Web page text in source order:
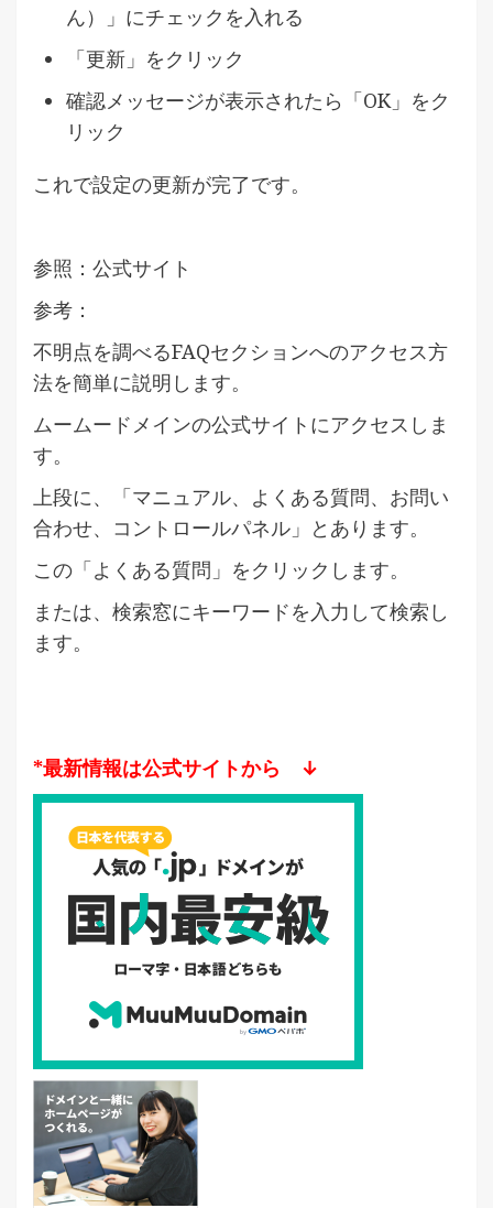
ん）」にチェックを入れる
「更新」をクリック
確認メッセージが表示されたら「OK」をク
リック
これで設定の更新が完了です。
参照：公式サイト
参考：
不明点を調べるFAQセクションへのアクセス方
法を簡単に説明します。
ムームードメインの公式サイトにアクセスしま
す。
上段に、「マニュアル、よくある質問、お問い
合わせ、コントロールパネル」とあります。
この「よくある質問」をクリックします。
または、検索窓にキーワードを入力して検索し
ます。
*最新情報は公式サイトから ↓